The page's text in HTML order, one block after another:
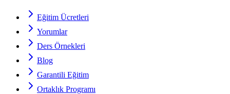
Eğitim Ücretleri
Yorumlar
Ders Örnekleri
Blog
Garantili Eğitim
Ortaklık Programı